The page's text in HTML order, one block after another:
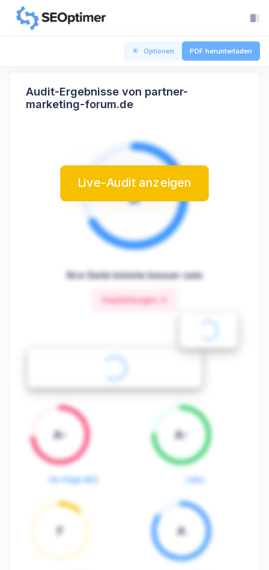
Optionen PDF herunterladen
Audit-Ergebnisse von partner-
marketing-forum.de
B
Ihre Seite könnte besser sein
Empfehlungen:
A-
On-Page SEO
A-
Links
F A
Live-Audit anzeigen